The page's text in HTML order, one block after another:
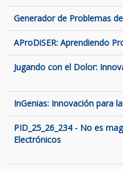
Generador de Problemas
AProDiSER: Aprendiendo
Jugando con el Dolor:
InGenias: Innovación para
PID_25_26_234 - No es
Electrónicos